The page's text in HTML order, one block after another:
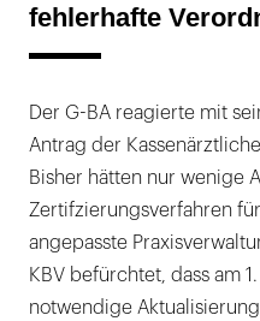
fehlerhafte
Der G-BA reagierte mit
Antrag der
Bisher hätten nur wenige
Zertifzierungsverfahren
angepasste
KBV befürchtet, dass am
notwendige